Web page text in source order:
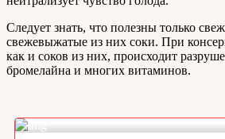
Следует знать, что полезны только
свежевыжатые из них соки. При
как и соков из них, происходит
бромелайна и многих витаминов.